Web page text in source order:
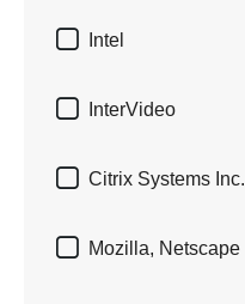
 Intel
 InterVideo
 Citrix Systems Inc.
 Mozilla, Netscape